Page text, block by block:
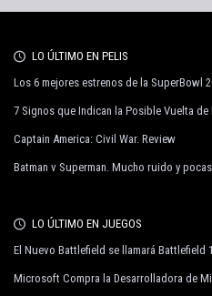
LO ÚLTIMO EN PELIS
Los 6 mejores estrenos de la SuperBowl
7 Signos que Indican la Posible Vuelta
Captain America: Civil War. Review
Batman v Superman. Mucho ruido y
LO ÚLTIMO EN JUEGOS
El Nuevo Battlefield se llamará Battlefield 1
Microsoft Compra la Desarrolladora de